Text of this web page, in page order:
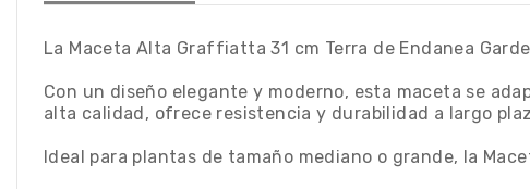
La Maceta Alta Graffiatta 31 cm Terra de Endanea
Con un diseño elegante y moderno, esta maceta se
alta calidad, ofrece resistencia y durabilidad a largo
Ideal para plantas de tamaño mediano o grande, la